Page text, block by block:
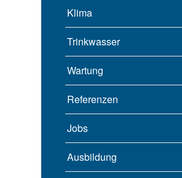
Klima
Trinkwasser
Wartung
Referenzen
Jobs
Ausbildung